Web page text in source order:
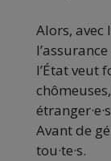
Alors, avec
l’État veut
Avant de
tou·te·s.